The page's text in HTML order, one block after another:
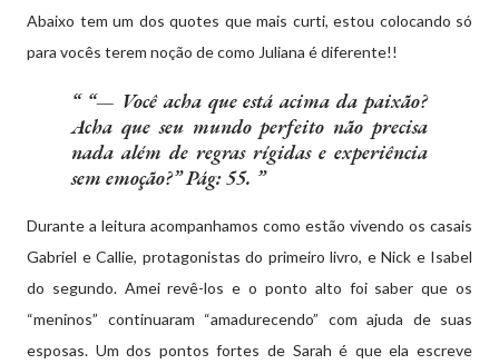
Abaixo tem um dos quotes que mais curti, estou colocando só
para vocês terem noção de como Juliana é diferente!!
“— Você acha que está acima da paixão?
Acha que seu mundo perfeito não precisa
nada além de regras rígidas e experiência
sem emoção?” Pág: 55.
Durante a leitura acompanhamos como estão vivendo os casais
Gabriel e Callie, protagonistas do primeiro livro, e Nick e Isabel
do segundo. Amei revê-los e o ponto alto foi saber que os
“meninos” continuaram “amadurecendo” com ajuda de suas
esposas. Um dos pontos fortes de Sarah é que ela escreve